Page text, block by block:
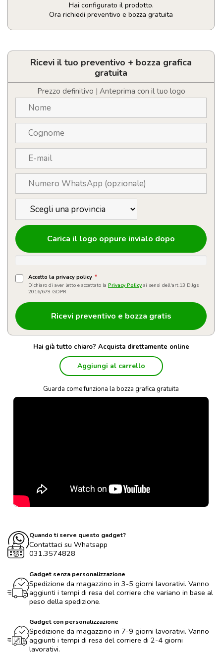
Hai configurato il prodotto.
Ora richiedi preventivo e bozza gratuita
Zaino
personalizzabile
da
pollici
quantità
Ricevi il tuo preventivo + bozza grafica
gratuita
Prezzo definitivo | Anteprima con il tuo logo
Carica il logo oppure invialo dopo
Accetto la privacy policy *
Dichiaro di aver letto e accettato la Privacy Policy ai sensi dell'art.13 D.lgs
2016/679 GDPR
Hai già tutto chiaro? Acquista direttamente online
Aggiungi al carrello
Guarda come funziona la bozza grafica gratuita
Quando ti serve questo gadget?
Contattaci su Whatsapp
031.3574828
Gadget senza personalizzazione
Spedizione da magazzino in 3-5 giorni lavorativi. Vanno
aggiunti i tempi di resa del corriere che variano in base al
peso della spedizione.
Gadget con personalizzazione
Spedizione da magazzino in 7-9 giorni lavorativi. Vanno
aggiunti i tempi di resa del corriere di 2-4 giorni
lavorativi.